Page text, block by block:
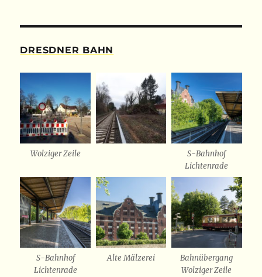
DRESDNER BAHN
Wolziger Zeile
S-Bahnhof
Lichtenrade
S-Bahnhof
Lichtenrade
Alte Mälzerei
Bahnübergang
Wolziger Zeile